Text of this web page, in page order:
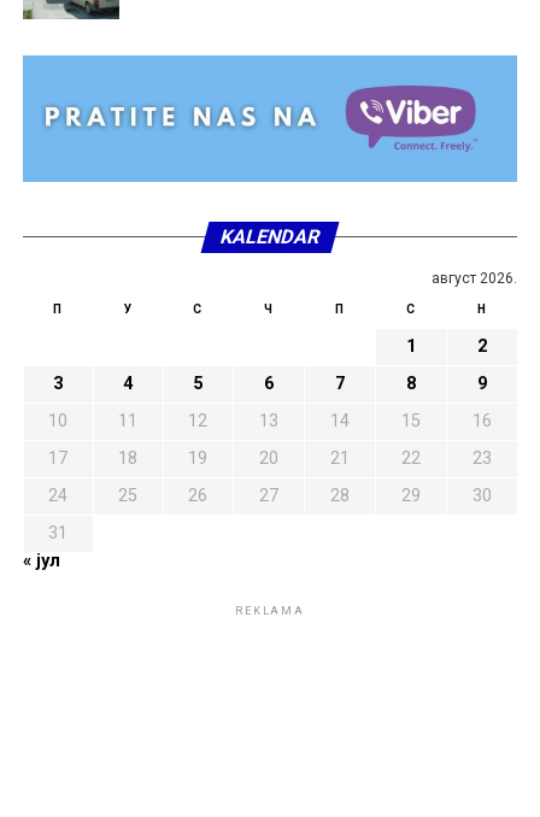
KALENDAR
август 2026.
П У С Ч П С Н
1
2
3
4 5 6 7 8
9
10
11 12 13 14 15
16
17
18 19 20 21 22
23
24
25 26 27 28 29
30
31
« јул
REKLAMA